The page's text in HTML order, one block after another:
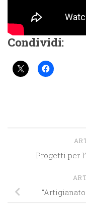
Condividi:
Progetti per